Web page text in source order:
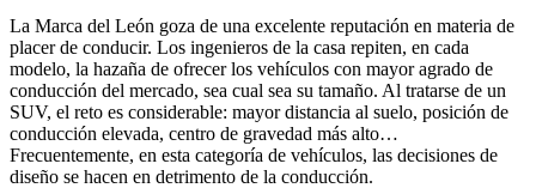
La Marca del León goza de una excelente reputación en materia de
placer de conducir. Los ingenieros de la casa repiten, en cada
modelo, la hazaña de ofrecer los vehículos con mayor agrado de
conducción del mercado, sea cual sea su tamaño. Al tratarse de un
SUV, el reto es considerable: mayor distancia al suelo, posición de
conducción elevada, centro de gravedad más alto…
Frecuentemente, en esta categoría de vehículos, las decisiones de
diseño se hacen en detrimento de la conducción.